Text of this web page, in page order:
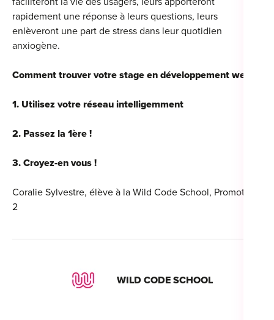
rapidement une réponse à leurs questions, leurs
enlèveront une part de stress dans leur quotidien
anxiogène.
Comment trouver votre stage en développement web ?
1. Utilisez votre réseau intelligemment
2. Passez la 1ère !
3. Croyez-en vous !
Coralie Sylvestre, élève à la Wild Code School, Promotion
2
WILD CODE SCHOOL